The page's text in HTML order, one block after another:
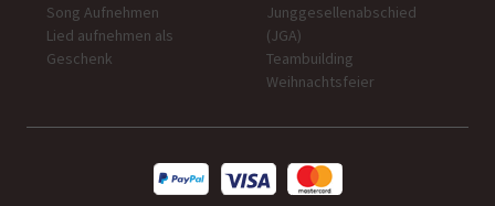
Song Aufnehmen
Lied aufnehmen als
Geschenk
Junggesellenabschied
(JGA)
Teambuilding
Weihnachtsfeier